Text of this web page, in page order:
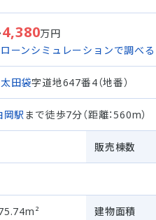
4,380万円
ーンシミュレーションで調べる
太田袋字道地647番4（地番）
岡駅 まで徒歩7分（距離：560m）
販売棟数
建物面積